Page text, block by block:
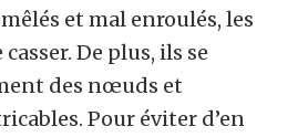
et mal enroulés, les
De plus, ils se
des nœuds et
Pour éviter d’en